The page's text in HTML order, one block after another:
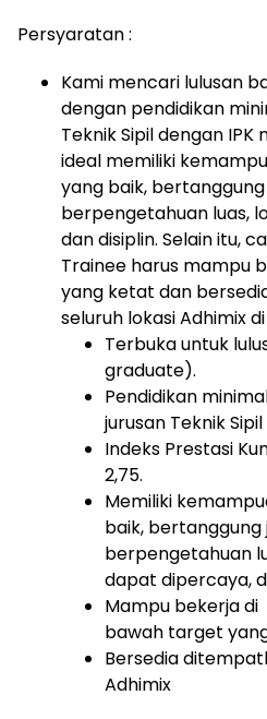
Persyaratan :
Kami mencari lulusan
dengan pendidikan
Teknik Sipil dengan IPK
ideal memiliki
yang baik,
berpengetahuan luas,
dan disiplin. Selain itu,
Trainee harus mampu
yang ketat dan
seluruh lokasi Adhimix
Terbuka untuk
graduate).
Pendidikan
jurusan Teknik Sipil
Indeks Prestasi
2,75.
Memiliki
baik, bertanggung
berpengetahuan
dapat dipercaya,
Mampu bekerja di
bawah target
Bersedia
Adhimix